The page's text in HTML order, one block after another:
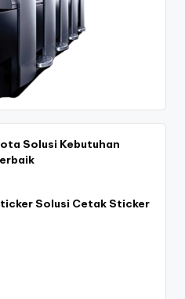
Solusi Kebutuhan
Solusi Cetak Sticker